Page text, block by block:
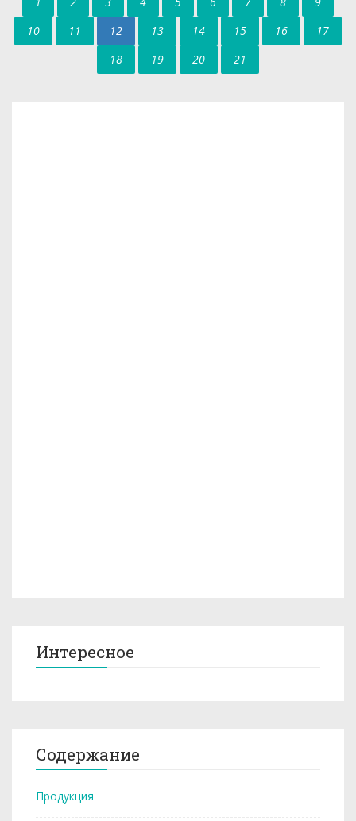
10
11 12 13 14 15 16
17
18
19 20 21
Интересное
Содержание
Продукция